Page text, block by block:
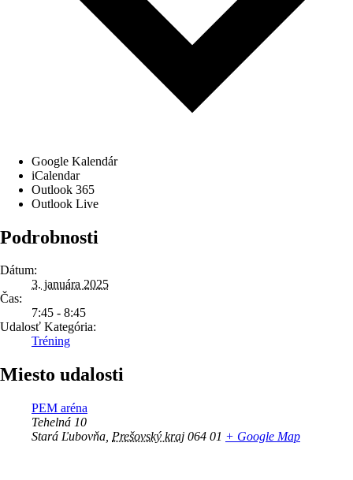
Google Kalendár
iCalendar
Outlook 365
Outlook Live
Podrobnosti
Dátum:
3. januára 2025
Čas:
7:45 - 8:45
Udalosť Kategória:
Tréning
Miesto udalosti
PEM aréna
Tehelná 10
Stará Ľubovňa Prešovský kraj 064 01 + Google Map